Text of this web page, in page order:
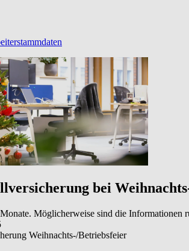
bei
Möglicherweise sind die Informationen
Weihnachts-/Betriebsfeier